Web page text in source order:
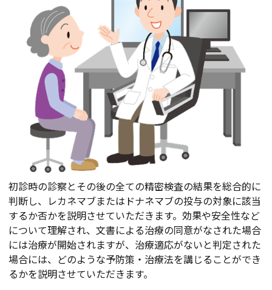
初診時の診察とその後の全ての精密検査の結果を総合的に
判断し、レカネマブまたはドナネマブの投与の対象に該当
するか否かを説明させていただきます。効果や安全性など
について理解され、文書による治療の同意がなされた場合
には治療が開始されますが、治療適応がないと判定された
場合には、どのような予防策・治療法を講じることができ
るかを説明させていただきます。